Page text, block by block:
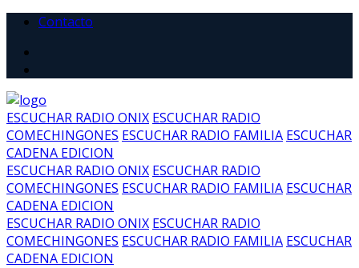
Contacto
ESCUCHAR RADIO ONIX ESCUCHAR RADIO
COMECHINGONES ESCUCHAR RADIO FAMILIA ESCUCHAR
CADENA EDICION
ESCUCHAR RADIO ONIX ESCUCHAR RADIO
COMECHINGONES ESCUCHAR RADIO FAMILIA ESCUCHAR
CADENA EDICION
ESCUCHAR RADIO ONIX ESCUCHAR RADIO
COMECHINGONES ESCUCHAR RADIO FAMILIA ESCUCHAR
CADENA EDICION